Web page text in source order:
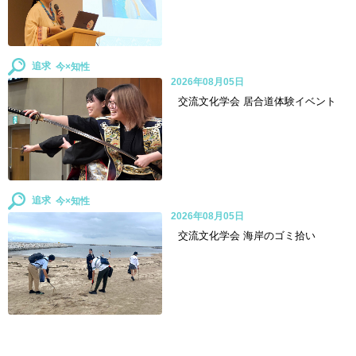
追求
交流文化学会 居合道体験イベント
2026年08月05日
追求
交流文化学会 海岸のゴミ拾い
2026年08月05日